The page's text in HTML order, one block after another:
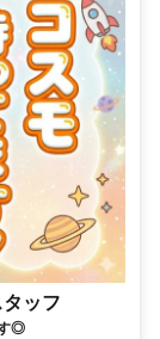
ッフ
◎